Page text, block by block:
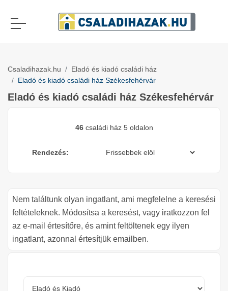
Csaladihazak.hu
Eladó és kiadó családi ház
Eladó és kiadó családi ház Székesfehérvár
Eladó és kiadó családi ház Székesfehérvár
46családi ház 5 oldalon
Rendezés:
Nem találtunk olyan ingatlant, ami megfelelne a keresési
feltételeknek. Módosítsa a keresést, vagy iratkozzon fel
az e-mail értesítőre, és amint feltöltenek egy ilyen
ingatlant, azonnal értesítjük emailben.